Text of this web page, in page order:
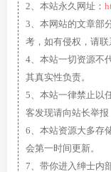
2、本站永久网址：
3、本网站的文章部
考，如有侵权，请联
4、本站一切资源不
其真实性负责。
5、本站一律禁止以
客发现请向站长举报
6、本站资源大多存
会第一时间更新。
7、带你进入绅士内